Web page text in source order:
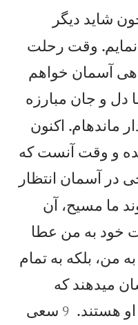
شايد ديگر
نمايم. وقت رحلت
آسمان خواهم
دل و جان مبارزه
ماندهام. اكنون
و وقت آنست كه
در آسمان انتظار
ما مسيح، آن
خود به من عطا
من، بلكه به تمام
میدهند كه
هستند. 

9 سعی